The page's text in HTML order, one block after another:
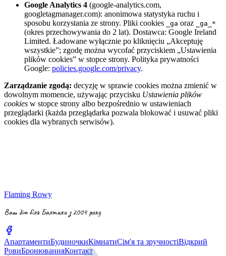
Google Analytics 4 (google-analytics.com,
googletagmanager.com): anonimowa statystyka ruchu i
sposobu korzystania ze strony. Pliki cookies
_ga oraz _ga_*
(okres przechowywania do 2 lat). Dostawca: Google Ireland
Limited. Ładowane wyłącznie po kliknięciu „Akceptuję
wszystkie”; zgodę można wycofać przyciskiem „Ustawienia
plików cookies” w stopce strony. Polityka prywatności
Google: policies.google.com/privacy.
Zarządzanie zgodą: decyzję w sprawie cookies można zmienić w
dowolnym momencie, używając przycisku Ustawienia plików
cookies w stopce strony albo bezpośrednio w ustawieniach
przeglądarki (każda przeglądarka pozwala blokować i usuwać pliki
cookies dla wybranych serwisów).
Flaming Rowy
Ваш дім біля Балтики з 2004 року
АпартаментиБудиночкиКімнатиСім'я та зручностіВідкрий
РовиБронюванняКонтакт